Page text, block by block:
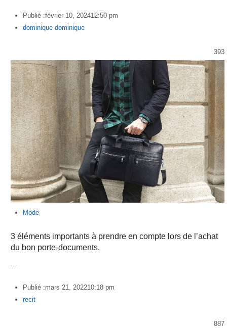
Publié :février 10, 202412:50 pm
Author
dominique dominique
393
Mode
3 éléments importants à prendre en compte lors de l’achat
du bon porte-documents.
Publié :mars 21, 202210:18 pm
Author
recit
887